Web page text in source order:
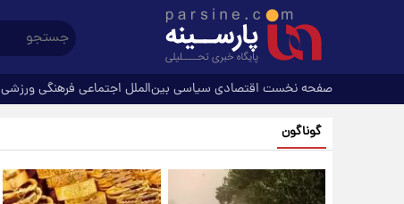
صفحه نخست اقتصادی سیاسی بین‌الملل اجتماعی فرهنگیورزشی
گوناگون